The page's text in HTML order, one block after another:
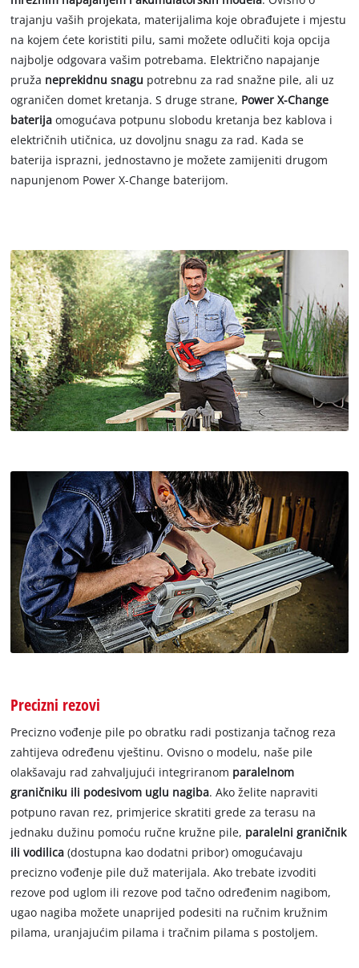
trajanju vaših projekata, materijalima koje obrađujete i mjestu
na kojem ćete koristiti pilu, sami možete odlučiti koja opcija
najbolje odgovara vašim potrebama. Električno napajanje
pruža neprekidnu snagu potrebnu za rad snažne pile, ali uz
ograničen domet kretanja. S druge strane, Power X-Change
baterijaomogućava potpunu slobodu kretanja bez kablova i
električnih utičnica, uz dovoljnu snagu za rad. Kada se
baterija isprazni, jednostavno je možete zamijeniti drugom
napunjenom Power X-Change baterijom.
Precizni rezovi
Precizno vođenje pile po obratku radi postizanja tačnog reza
zahtijeva određenu vještinu. Ovisno o modelu, naše pile
olakšavaju rad zahvaljujući integriranom paralelnom
graničniku ili podesivom uglu nagiba. Ako želite napraviti
potpuno ravan rez, primjerice skratiti grede za terasu na
jednaku dužinu pomoću ručne kružne pile, paralelni graničnik
ili vodilica (dostupna kao dodatni pribor) omogućavaju
precizno vođenje pile duž materijala. Ako trebate izvoditi
rezove pod uglom ili rezove pod tačno određenim nagibom,
ugao nagiba možete unaprijed podesiti na ručnim kružnim
pilama, uranjajućim pilama i tračnim pilama s postoljem.